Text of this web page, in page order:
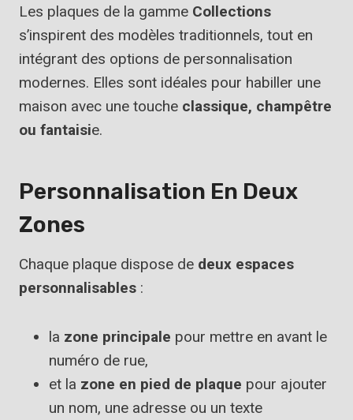
Les plaques de la gamme Collections
s’inspirent des modèles traditionnels, tout en
intégrant des options de personnalisation
modernes. Elles sont idéales pour habiller une
maison avec une touche classique, champêtre
ou fantaisie.
Personnalisation En Deux
Zones
Chaque plaque dispose de deux espaces
personnalisables :
la zone principale pour mettre en avant le
numéro de rue,
et la zone en pied de plaque pour ajouter
un nom, une adresse ou un texte